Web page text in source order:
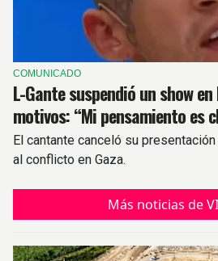
COMUNICADO
L-Gante suspendió un show
motivos: “Mi pensamiento es
El cantante canceló su
al conflicto en Gaza.
Más noticias de